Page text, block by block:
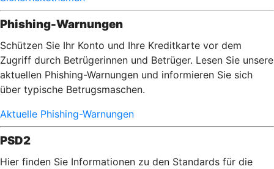
Phishing-Warnungen
Schützen Sie Ihr Konto und Ihre Kreditkarte vor dem
Zugriff durch Betrügerinnen und Betrüger. Lesen Sie unsere
aktuellen Phishing-Warnungen und informieren Sie sich
über typische Betrugsmaschen.
Aktuelle Phishing-Warnungen
PSD2
Hier finden Sie Informationen zu den Standards für die